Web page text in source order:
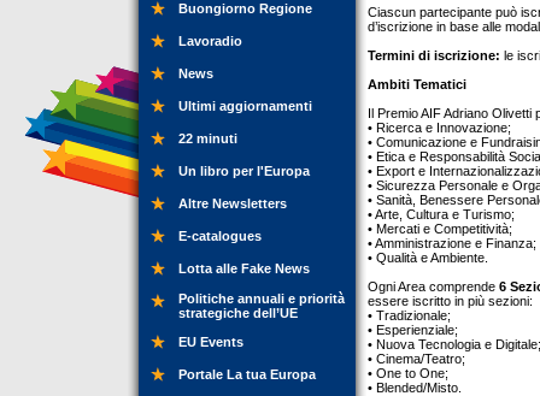
Buongiorno Regione
Lavoradio
News
Ultimi aggiornamenti
22 minuti
Un libro per l'Europa
Altre Newsletters
E-catalogues
Lotta alle Fake News
Politiche annuali e priorità
strategiche dell’UE
EU Events
Portale La tua Europa
Ciascun partecipante può
d’iscrizione in base alle
Termini di iscrizione: le
Ambiti Tematici
Il Premio AIF Adriano Olivetti
• Ricerca e Innovazione;
• Comunicazione e
• Etica e Responsabilità
• Export e
• Sicurezza Personale e
• Sanità, Benessere
• Arte, Cultura e Turismo;
• Mercati e Competitività;
• Amministrazione e Finanza;
• Qualità e Ambiente.
Ogni Area comprende 6
essere iscritto in più sezioni:
• Tradizionale;
• Esperienziale;
• Nuova Tecnologia e Digitale;
• Cinema/Teatro;
• One to One;
• Blended/Misto.